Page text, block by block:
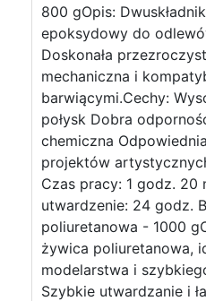
800 gOpis:
epoksydowy do
Doskonała
mechaniczna i
barwiącymi.Cechy:
połysk Dobra
chemiczna
projektów
Czas pracy: 1 godz. 20
utwardzenie: 24 godz.
poliuretanowa - 1000
żywica poliuretanowa,
modelarstwa i
Szybkie utwardzanie i